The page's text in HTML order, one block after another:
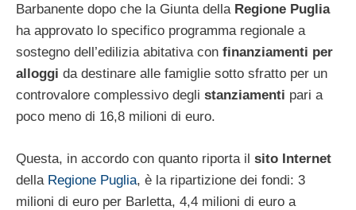
Barbanente dopo che la Giunta della Regione Puglia
ha approvato lo specifico programma regionale a
sostegno dell’edilizia abitativa con finanziamenti per
alloggi da destinare alle famiglie sotto sfratto per un
controvalore complessivo degli stanziamenti pari a
poco meno di 16,8 milioni di euro.
Questa, in accordo con quanto riporta il sito Internet
della Regione Puglia, è la ripartizione dei fondi: 3
milioni di euro per Barletta, 4,4 milioni di euro a